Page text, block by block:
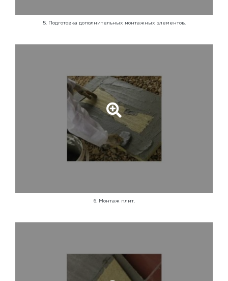
5. Подготовка дополнительных монтажных элементов.
6. Монтаж плит.